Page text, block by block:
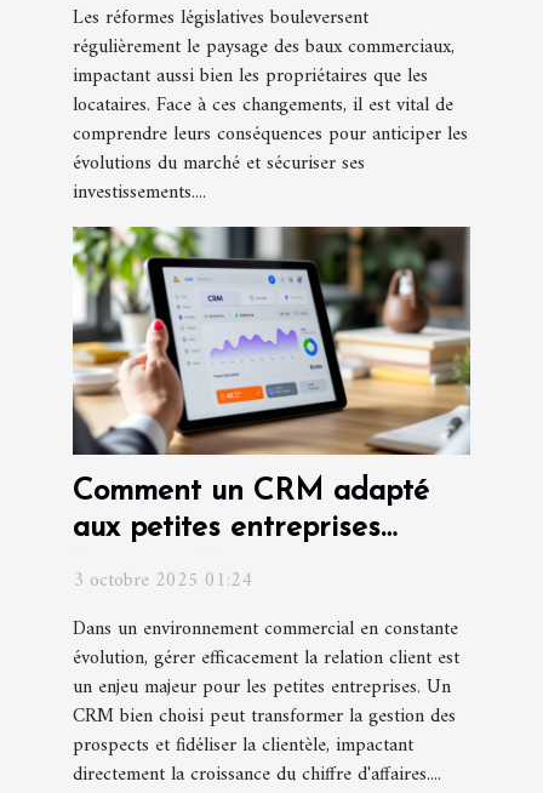
Les réformes législatives bouleversent
régulièrement le paysage des baux commerciaux,
impactant aussi bien les propriétaires que les
locataires. Face à ces changements, il est vital de
comprendre leurs conséquences pour anticiper les
évolutions du marché et sécuriser ses
investissements....
Comment un CRM adapté
aux petites entreprises
3 octobre 2025 01:24
Dans un environnement commercial en constante
évolution, gérer efficacement la relation client est
un enjeu majeur pour les petites entreprises. Un
CRM bien choisi peut transformer la gestion des
prospects et fidéliser la clientèle, impactant
directement la croissance du chiffre d'affaires....